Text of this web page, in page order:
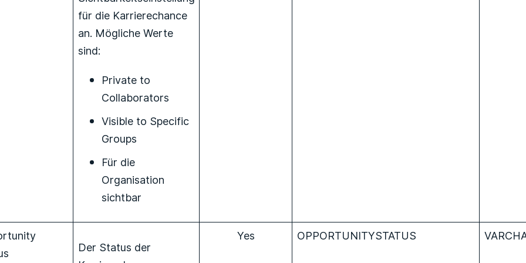
für die Karrierechance
an. Mögliche Werte
sind:
Private to
Collaborators
Visible to Specific
Groups
Für die
Organisation
sichtbar
Der Status der
Yes OPPORTUNITYSTATUS